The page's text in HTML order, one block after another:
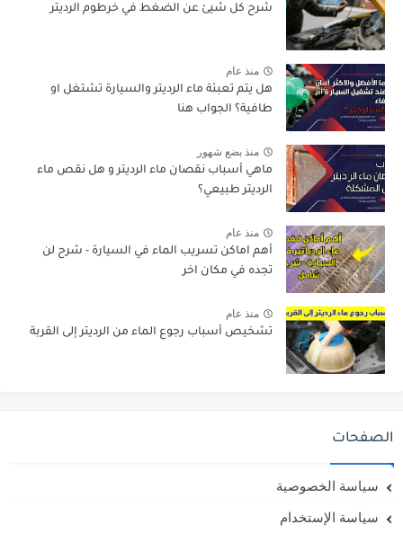
شرح كل شيئ عن الضغط في خرطوم الرديتر
منذ عام
هل يتم تعبئة ماء الرديتر والسيارة تشتغل او
طافية؟ الجواب هنا
منذ بضع شهور
ماهي أسباب نقصان ماء الرديتر و هل نقص ماء
الرديتر طبيعي؟
منذ عام
أهم اماكن تسريب الماء في السيارة - شرح لن
تجده في مكان اخر
منذ عام
تشخيص أسباب رجوع الماء من الرديتر إلى القربة
الصفحات
سياسة الخصوصية
سياسة الإستخدام